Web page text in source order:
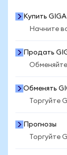
Купить GIGA
Начните
Продать
Обменять
Торгуйте
Прогнозы
Торгуйте